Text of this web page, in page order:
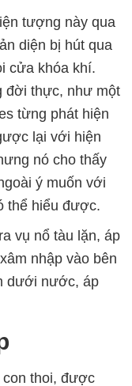
tượng này qua
diện bị hút qua
cửa khóa khí.
đời thực, như một
từng phát hiện
lại với hiện
nó cho thấy
ý muốn với
thể hiểu được.
vụ nổ tàu lặn, áp
nhập vào bên
dưới nước, áp
con thoi, được